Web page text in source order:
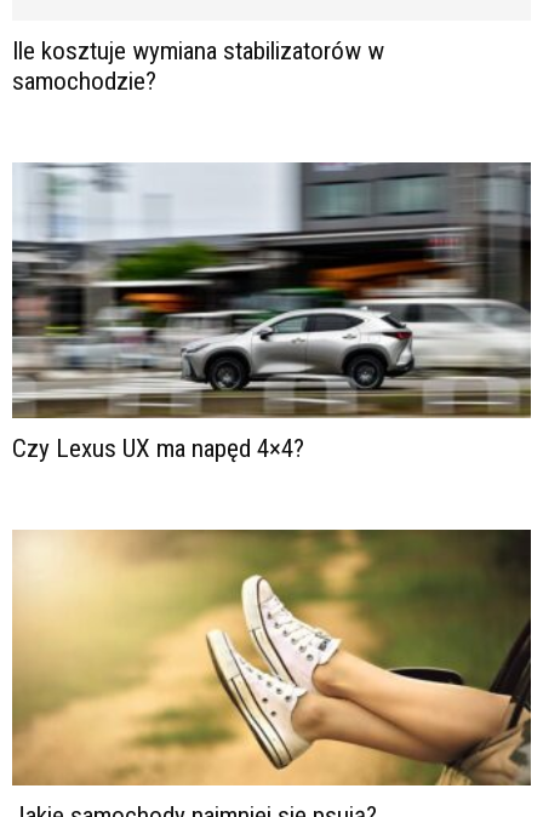
Ile kosztuje wymiana stabilizatorów w
samochodzie?
Czy Lexus UX ma napęd 4×4?